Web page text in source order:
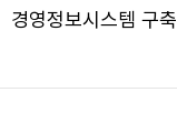
경영정보시스템 구